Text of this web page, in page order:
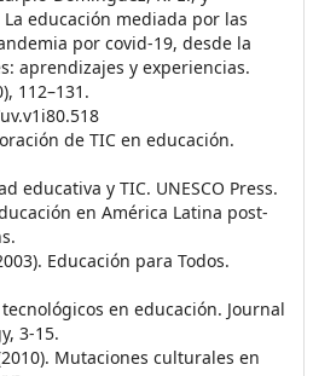
La educación mediada por las
por covid-19, desde la
aprendizajes y experiencias.
112–131.
de TIC en educación.
educativa y TIC. UNESCO Press.
en América Latina post-
Educación para Todos.
tecnológicos en educación. Journal
3-15.
Mutaciones culturales en